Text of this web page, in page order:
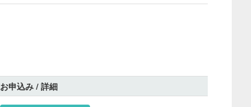
お申込み / 詳細